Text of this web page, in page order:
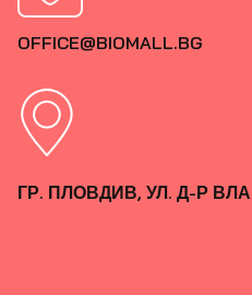
OFFICE@BIOMALL.BG
ГР. ПЛОВДИВ, УЛ. Д-Р